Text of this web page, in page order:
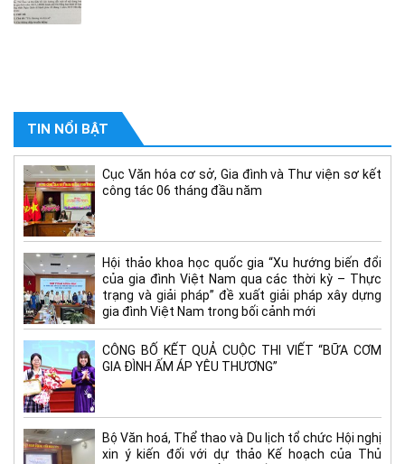
TIN NỔI BẬT
Cục Văn hóa cơ sở, Gia đình và Thư viện sơ kết
công tác 06 tháng đầu năm
Hội thảo khoa học quốc gia “Xu hướng biến đổi
của gia đình Việt Nam qua các thời kỳ – Thực
trạng và giải pháp” đề xuất giải pháp xây dựng
gia đình Việt Nam trong bối cảnh mới
CÔNG BỐ KẾT QUẢ CUỘC THI VIẾT “BỮA CƠM
GIA ĐÌNH ẤM ÁP YÊU THƯƠNG”
Bộ Văn hoá, Thể thao và Du lịch tổ chức Hội nghị
xin ý kiến đối với dự thảo Kế hoạch của Thủ